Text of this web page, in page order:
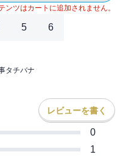
ツはカートに追加されません。
5 6
タチバナ
レビューを書く
0
1